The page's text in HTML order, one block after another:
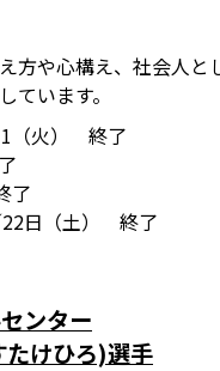
方や心構え、社会人
います。
（火） 終了
了
22日（土） 終了
ンター
けひろ)選手